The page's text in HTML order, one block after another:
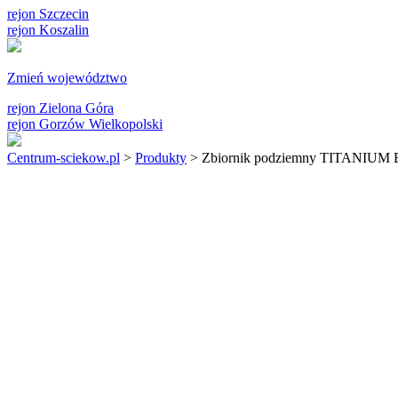
rejon Szczecin
rejon Koszalin
Zmień województwo
rejon Zielona Góra
rejon Gorzów Wielkopolski
Centrum-sciekow.pl > Produkty > Zbiornik podziemny TITANIUM